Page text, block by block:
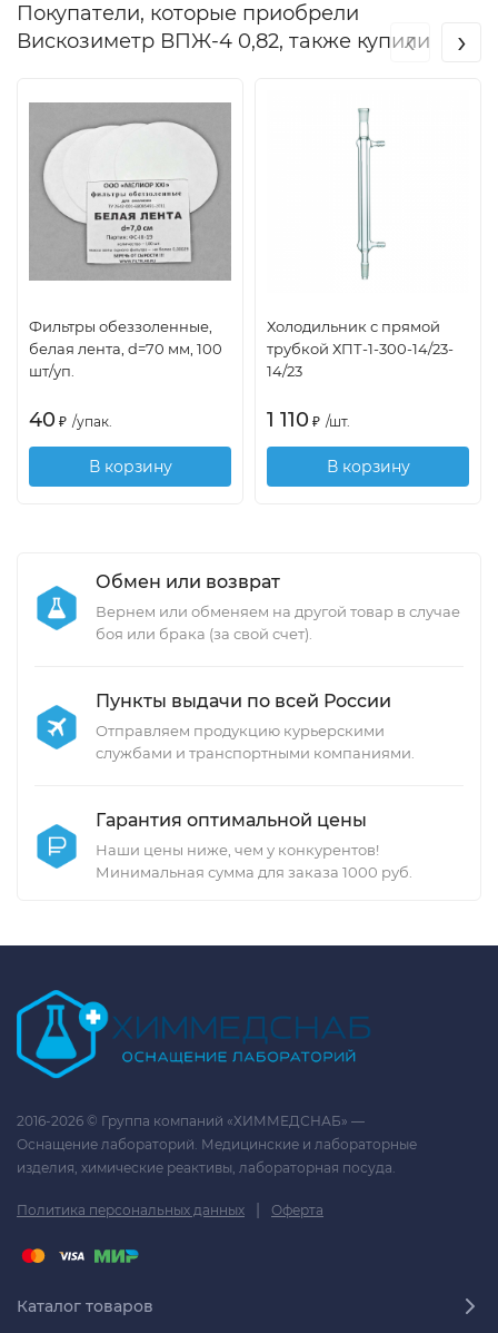
Покупатели, которые приобрели
Вискозиметр ВПЖ-4 0,82, также купили
Фильтры обеззоленные,
белая лента, d=70 мм, 100
шт/уп.
40 ₽ /упак.
В корзину
Холодильник с прямой
трубкой ХПТ-1-300-14/23-
14/23
1 110 ₽ /шт.
В корзину
‹ ›
Обмен или возврат
Вернем или обменяем на другой товар в случае
боя или брака (за свой счет).
Пункты выдачи по всей России
Отправляем продукцию курьерскими
службами и транспортными компаниями.
Гарантия оптимальной цены
Наши цены ниже, чем у конкурентов!
Минимальная сумма для заказа 1000 руб.
2016-2026 © Группа компаний «ХИММЕДСНАБ» —
Оснащение лабораторий. Медицинские и лабораторные
изделия, химические реактивы, лабораторная посуда.
Политика персональных данных | Оферта
Каталог товаров